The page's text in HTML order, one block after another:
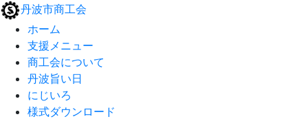
丹波市商工会
ホーム
支援メニュー
商工会について
丹波旨い日
にじいろ
様式ダウンロード